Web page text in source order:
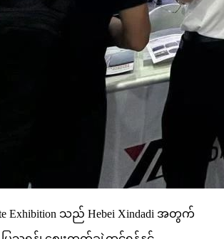
Exhibition သည် Hebei Xindadi အတွက်